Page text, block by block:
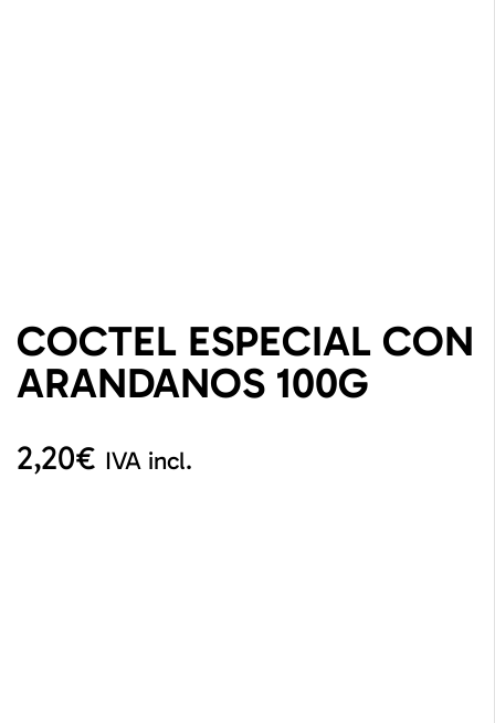
COCTEL ESPECIAL CON
ARANDANOS 100G
2,20€ IVA incl.